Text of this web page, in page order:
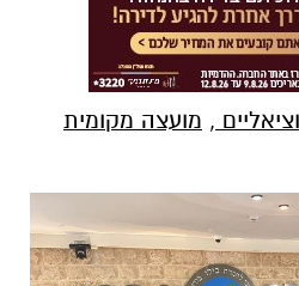
, מועצה מקומית